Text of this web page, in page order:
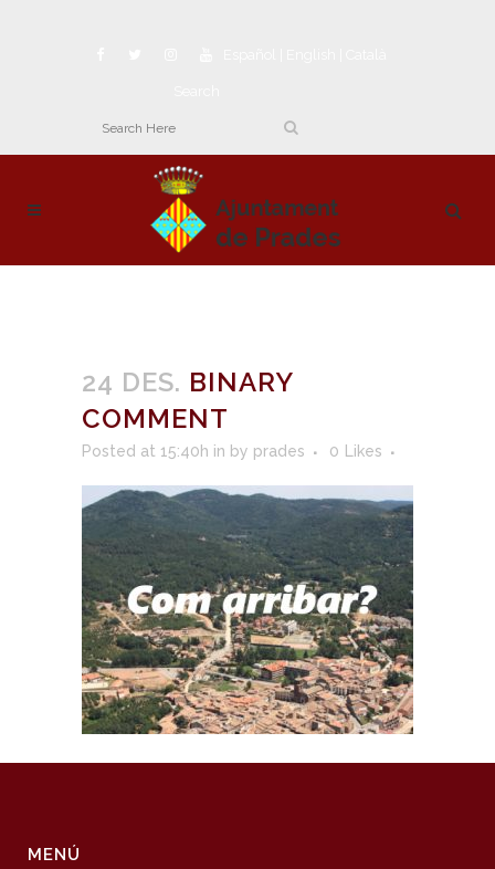
24 DES. BINARY
COMMENT
Posted at 15:40h in by prades 0 Likes
MENÚ